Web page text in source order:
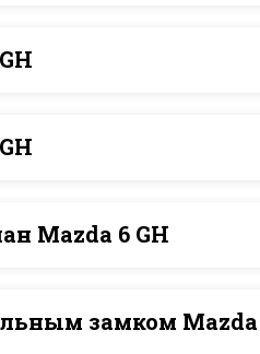
Mazda 6 GH
замком Mazda